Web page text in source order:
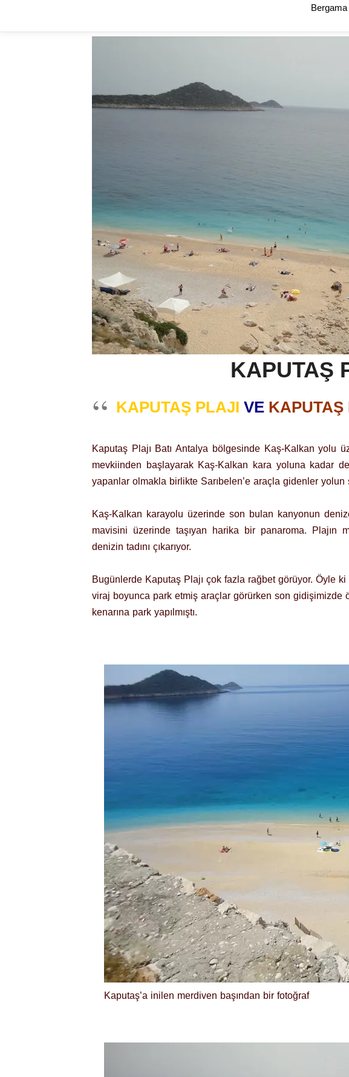
KAPUTAŞ
KAPUTAŞ PLAJI VE KAPUTAŞ
Kaputaş Plajı Batı Antalya bölgesinde Kaş-Kalkan yolu
mevkiinden başlayarak Kaş-Kalkan kara yoluna kadar
yapanlar olmakla birlikte Sarıbelen’e araçla gidenler yolun
Kaş-Kalkan karayolu üzerinde son bulan kanyonun
mavisini üzerinde taşıyan harika bir panaroma. Plajın
denizin tadını çıkarıyor.
Bugünlerde Kaputaş Plajı çok fazla rağbet görüyor. Öyle ki
viraj boyunca park etmiş araçlar görürken son gidişimizde
kenarına park yapılmıştı.
Kaputaş’a inilen merdiven başından bir fotoğraf